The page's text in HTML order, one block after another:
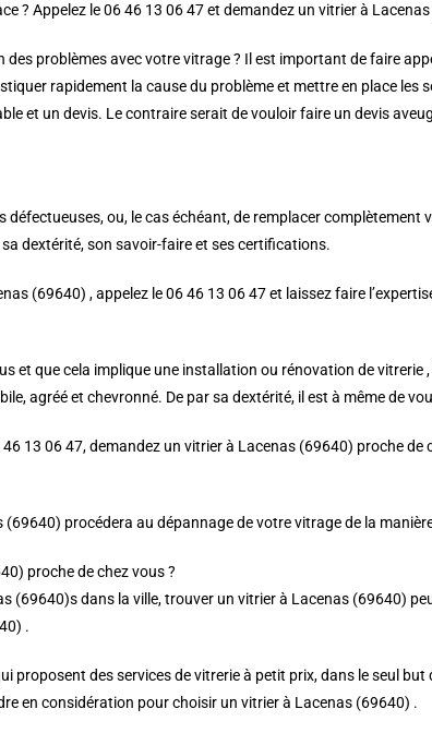
? Appelez le 06 46 13 06 47 et demandez un vitrier à
problèmes avec votre vitrage ? Il est important de faire
rapidement la cause du problème et mettre en place
et un devis. Le contraire serait de vouloir faire un devis
défectueuses, ou, le cas échéant, de remplacer
dextérité, son savoir-faire et ses certifications.
(69640) , appelez le 06 46 13 06 47 et laissez faire
et que cela implique une installation ou rénovation de
agréé et chevronné. De par sa dextérité, il est à même de
13 06 47, demandez un vitrier à Lacenas (69640) proche
procédera au dépannage de votre vitrage de la
proche de chez vous ?
(69640)s dans la ville, trouver un vitrier à Lacenas (69640)
.
proposent des services de vitrerie à petit prix, dans le seul
en considération pour choisir un vitrier à Lacenas (69640) .